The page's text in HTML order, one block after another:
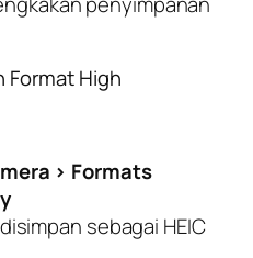
High
> Formats
sebagai HEIC